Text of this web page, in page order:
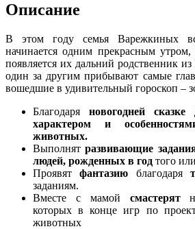
Описание
В этом году семья Варежкиных
начинается одним прекрасным утром,
появляется их дальний родственник
один за другим прибывают самые
вошедшие в удивительный гороскоп –
Благодаря новогодней сказке
характером и
животных.
Выполнятразвивающие
людей, рожденных в год того
Проявятфантазию благодаря
заданиям.
Вместе с мамой смастерят
которых в конце игр по
животных